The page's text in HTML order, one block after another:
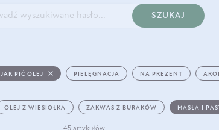
SZUKAJ
JAK PIĆ OLEJ PIELĘGNACJA NA PREZENT
OLEJ Z WIESIOŁKA ZAKWAS Z BURAKÓW MASŁA I